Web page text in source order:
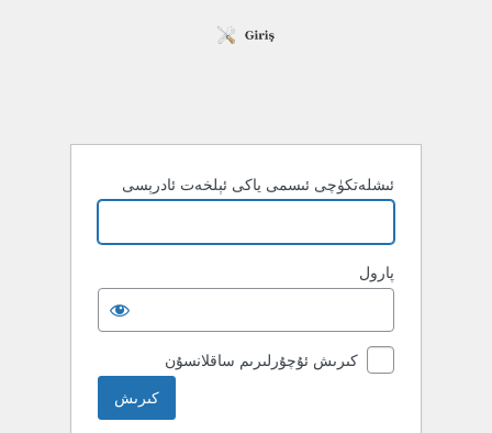
ئىشلەتكۈچى ئىسمى ياكى ئېلخەت ئادرېسى
پارول
كىرىش ئۇچۇرلىرىم ساقلانسۇن